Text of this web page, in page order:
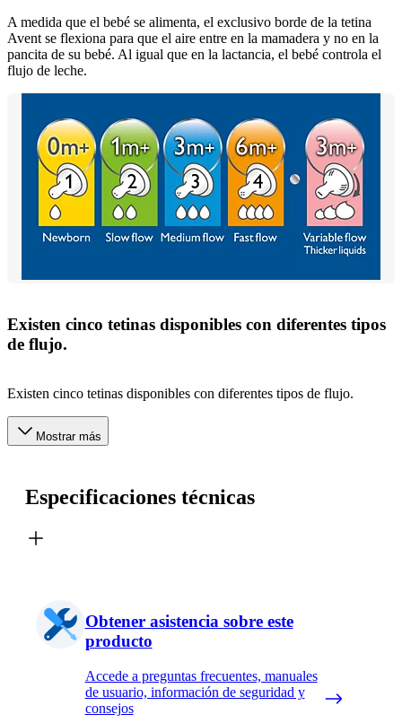
A medida que el bebé se alimenta, el exclusivo borde de la tetina
Avent se flexiona para que el aire entre en la mamadera y no en la
pancita de su bebé. Al igual que en la lactancia, el bebé controla el
flujo de leche.
Existen cinco tetinas disponibles con diferentes tipos
de flujo.
Existen cinco tetinas disponibles con diferentes tipos de flujo.
Mostrar más
Especificaciones técnicas
Obtener asistencia sobre este
producto
Accede a preguntas frecuentes, manuales
de usuario, información de seguridad y
consejos